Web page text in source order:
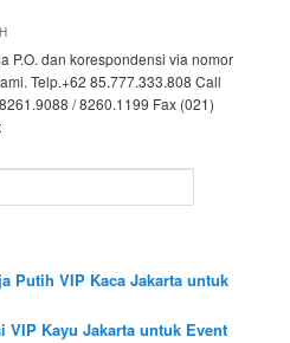
P.O. dan korespondensi via nomor
Telp.+62 85.777.333.808 Call
/ 8260.1199 Fax (021)
Putih VIP Kaca Jakarta untuk
VIP Kayu Jakarta untuk Event